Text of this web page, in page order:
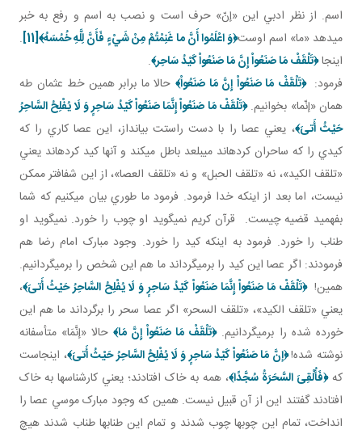
اسم. از نظر ادبي اين «إنّ» حرف است و نصب به اسم و رفع به خبر
مي دهد «ما» اسم اوست﴿وَ اعْلَمُوا أَنَّ ما غَنِمْتُمْمِنْ شَيْ‏ءٍ فَأَنَّ لِلَّهِ خُمُسَهُ﴾[11]
.
اينجا﴿تَلْقَفْ مَا صَنَعُواْ إِنَّ مَا صَنَعُواْ كَيْدُ سَاحِر﴾.
فرمود: ﴿تَلْقَفْ مَا صَنَعُواْ إِنَّ مَا صَنَعُواْ﴾ حالا ما برابر همين خط عثمان طه
همان «إنّما» بخوانيم.‏﴿تَلْقَفْ مَا صَنَعُواْ إِنَّمَا صَنَعُواْ كَيْدُ سَاحِرٍ وَ لَا يُفْلِحُ السَّاحِرُ
حَيْثُ أَتىَ‏﴾، يعني عصا را با دست راستت بيانداز، اين عصا کاري را که
کيدي را که ساحران کرده اند مي بلعد باطل مي کند و آنها کيد کرده اند يعني
«تلقف الکيد»، نه «تلقف الحبل» و نه «تلقف العصا»، از اين شفاف تر ممکن
نيست، اما بعد از اينکه خدا فرمود. فرمود ما طوري بيان مي کنيم که شما
بفهميد قضيه چيست. قرآن کريم نمي گويد او چوب را خورد. نمي گويد او
طناب را خورد. فرمود به اينکه کيد را خورد. وجود مبارک امام رضا هم
فرمودند: اگر عصا اين کيد را برمي گرداند ما هم اين شخص را برمي گردانيم.
همين! ﴿تَلْقَفْ مَا صَنَعُواْ إِنَّمَا صَنَعُواْ كَيْدُ سَاحِرٍ وَ لَا يُفْلِحُ السَّاحِرُ حَيْثُ أَتىَ‏﴾،
يعني «تلقف الکيد»، «تلقف السحر» اگر عصا سحر را برگرداند ما هم اين
خورده شده را برمي گردانيم.﴿تَلْقَفْ مَا صَنَعُواْ إِنَّ مَا﴾ حالا «إنَّمَا» متأسفانه
نوشته شده!﴿إنَّ مَا صَنَعُواْ كَيْدُ سَاحِرٍ وَ لَا يُفْلِحُ السَّاحِرُ حَيْثُ أَتىَ‏﴾، اينجاست
که﴿فَأُلْقِىَ السَّحَرَةُ سُجَّدًا﴾‏، همه به خاک افتادند؛ يعني کارشناس ها به خاک
افتادند گفتند اين از آن قبيل نيست. همين که وجود مبارک موسي عصا را
انداخت، تمام اين چوب ها چوب شدند و تمام اين طناب ها طناب شدند هيچ